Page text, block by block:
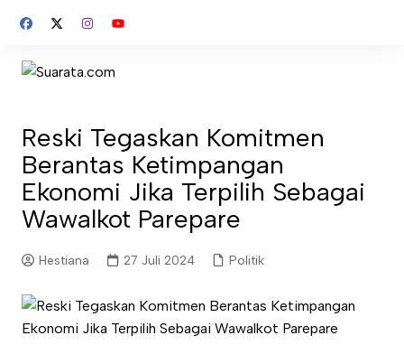
Reski Tegaskan Komitmen
Berantas Ketimpangan
Ekonomi Jika Terpilih Sebagai
Wawalkot Parepare
Hestiana 27 Juli 2024 Politik